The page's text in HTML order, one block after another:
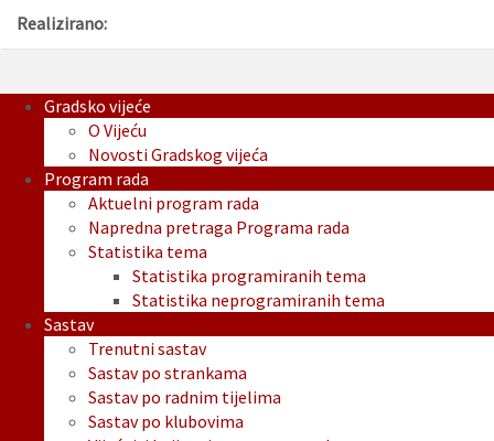
Realizirano:
Gradsko vijeće
O Vijeću
Novosti Gradskog vijeća
Program rada
Aktuelni program rada
Napredna pretraga Programa rada
Statistika tema
Statistika programiranih tema
Statistika neprogramiranih tema
Sastav
Trenutni sastav
Sastav po strankama
Sastav po radnim tijelima
Sastav po klubovima